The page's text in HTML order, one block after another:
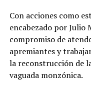
Con acciones como
encabezado por Julio
compromiso de
apremiantes y
la reconstrucción de
vaguada monzónica.